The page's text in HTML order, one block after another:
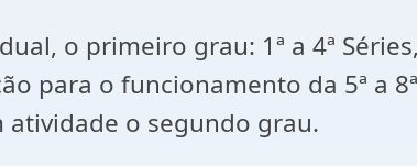
o primeiro grau: 1ª a 4ª
para o funcionamento da 5ª a
atividade o segundo grau.